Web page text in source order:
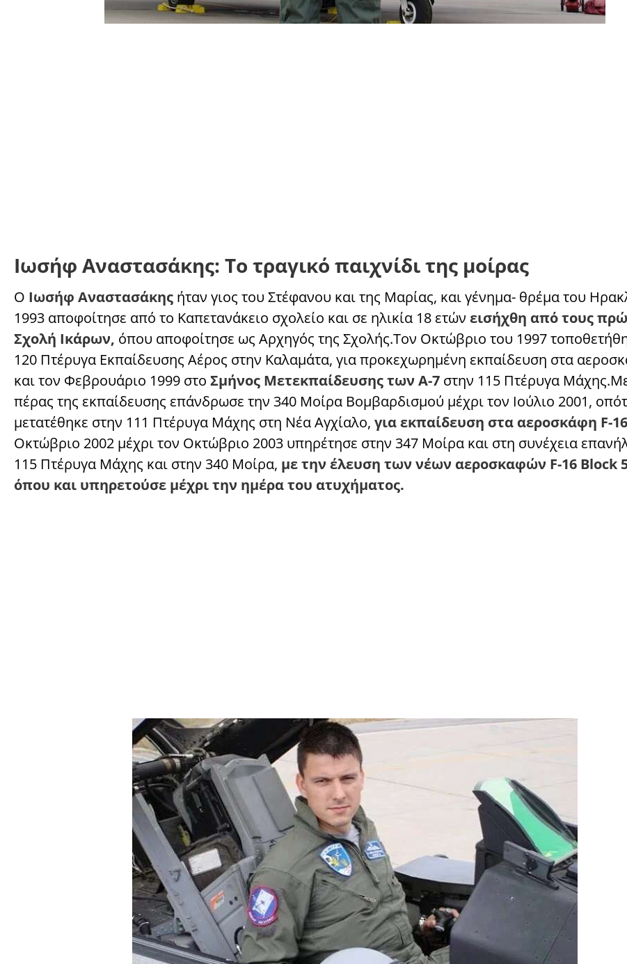
Ιωσήφ Αναστασάκης: Το τραγικό παιχνίδι της μοίρας
Ο Ιωσήφ Αναστασάκης ήταν γιος του Στέφανου και της Μαρίας, και γένημα- θρέμα του
1993 αποφοίτησε από το Καπετανάκειο σχολείο και σε ηλικία 18 ετών εισήχθη από τους
Σχολή Ικάρων, όπου αποφοίτησε ως Αρχηγός της Σχολής.Τον Οκτώβριο του 1997
120 Πτέρυγα Εκπαίδευσης Αέρος στην Καλαμάτα, για προκεχωρημένη εκπαίδευση στα
και τον Φεβρουάριο 1999 στο Σμήνος Μετεκπαίδευσης των Α-7 στην 115 Πτέρυγα
πέρας της εκπαίδευσης επάνδρωσε την 340 Μοίρα Βομβαρδισμού μέχρι τον Ιούλιο 2001,
μετατέθηκε στην 111 Πτέρυγα Μάχης στη Νέα Αγχίαλο, για εκπαίδευση στα αεροσκάφη F-
Οκτώβριο 2002 μέχρι τον Οκτώβριο 2003 υπηρέτησε στην 347 Μοίρα και στη συνέχεια
115 Πτέρυγα Μάχης και στην 340 Μοίρα, με την έλευση των νέων αεροσκαφών F-16 Block
όπου και υπηρετούσε μέχρι την ημέρα του ατυχήματος.